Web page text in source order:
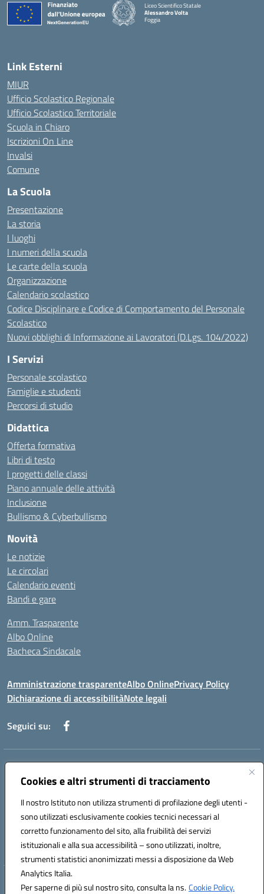
Cookies e altri strumenti di tracciamento
Il nostro Istituto non utilizza strumenti di profilazione degli utenti -
sono utilizzati esclusivamente cookies tecnici necessari al
corretto funzionamento del sito, alla fruibilità dei servizi
istituzionali e alla sua accessibilità – sono utilizzati, inoltre,
strumenti statistici anonimizzati messi a disposizione da Web
Analytics Italia.
Per saperne di più sul nostro sito, consulta la ns.Cookie Policy.
Liceo Scientifico Statale
Alessandro Volta
Foggia
— Visita la pagina iniziale della scuola
Link Esterni
MIUR
Ufficio Scolastico Regionale
Ufficio Scolastico Territoriale
Scuola in Chiaro
Iscrizioni On Line
Invalsi
Comune
La Scuola
Presentazione
La storia
I luoghi
I numeri della scuola
Le carte della scuola
Organizzazione
Calendario scolastico
Codice Disciplinare e Codice di Comportamento del Personale
Scolastico
Nuovi obblighi di Informazione ai Lavoratori (D.Lgs. 104/2022)
I Servizi
Personale scolastico
Famiglie e studenti
Percorsi di studio
Didattica
Offerta formativa
Libri di testo
I progetti delle classi
Piano annuale delle attività
Inclusione
Bullismo & Cyberbullismo
Novità
Le notizie
Le circolari
Calendario eventi
Bandi e gare
Amm. Trasparente
Albo Online
Bacheca Sindacale
Amministrazione trasparenteAlbo OnlinePrivacy Policy
Dichiarazione di accessibilitàNote legali
Seguici su:
Indirizzo:
Centralino:0881234514 - 0881752614 - 0881719420
Posta elettronica certificata (PEC):fgps010008@pec.istruzione.it
Codice fiscale: 80003140714
Codice meccanografico: FGPS010008
Hosting & Powered by 3D Solution S.r.l.